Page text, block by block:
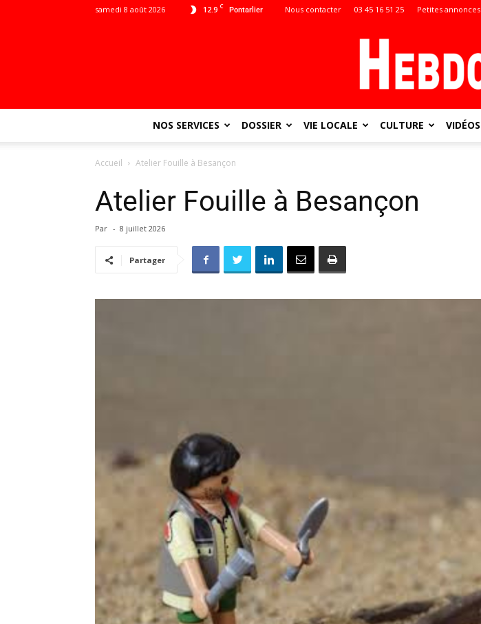
12.9 C Pontarlier
samedi 8 août 2026 Nous contacter 03 45 16 51 25 Petites annonces
NOS SERVICES DOSSIER VIE LOCALE CULTURE VIDÉOS
Accueil Atelier Fouille à Besançon
Atelier Fouille à Besançon
Par - 8 juillet 2026
Partager